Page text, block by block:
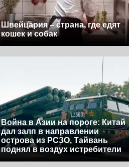
Швейцария – страна, где едят
кошек и собак
Война в Азии на пороге: Китай
дал залп в направлении
острова из РСЗО, Тайвань
поднял в воздух истребители